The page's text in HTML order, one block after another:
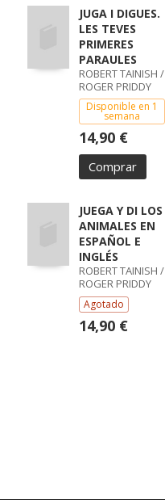
JUGA I DIGUES.
LES TEVES
PRIMERES
PARAULES
ROBERT TAINISH /
ROGER PRIDDY
Disponible en 1
semana
14,90 €
Comprar
JUEGA Y DI LOS
ANIMALES EN
ESPAÑOL E
INGLÉS
ROBERT TAINISH /
ROGER PRIDDY
Agotado
14,90 €